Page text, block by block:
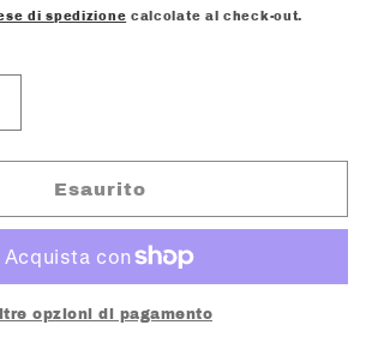
di spedizione calcolate al check-out.
WITOR&#39;S
AL
Esaurito
opzioni di pagamento